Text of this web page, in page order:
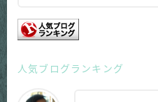
人気ブログランキング